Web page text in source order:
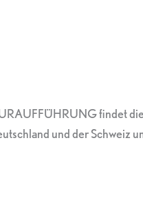
findet
und der Schweiz